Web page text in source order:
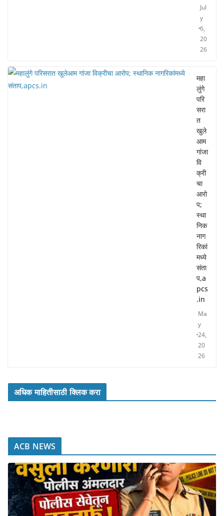
Jul
y
6,
20
26
महा
लुंगे
परि
सरा
त
खुले
आम
गांजा
वि
क्री
चा
आरो
प;
स्था
निक
नाग
रिकां
मध्ये
संता
प,a
pcs
.in
Ma
y
24,
20
26
अधिक माहितीसाठी क्लिक करा
ACB NEWS